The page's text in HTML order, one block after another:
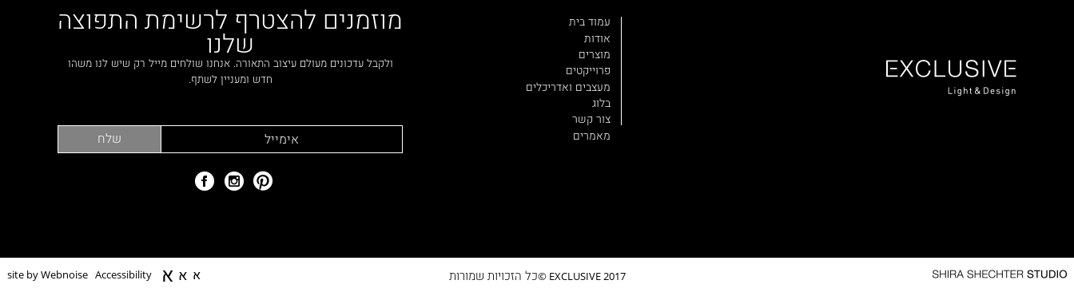
מוזמנים להצטרף לרשימת התפוצה
שלנו
ולקבל עדכונים מעולם עיצוב התאורה. אנחנו שולחים מייל רק שיש לנו משהו
חדש ומעניין לשתף.
עמוד בית
אודות
מוצרים
פרוייקטים
מעצבים ואדריכלים
בלוג
צור קשר
מאמרים
site by Webnoise א א א Accessibility EXCLUSIVE 2017 © כל הזכויות שמורות